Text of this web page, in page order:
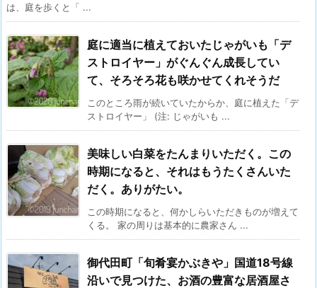
は、庭を歩くと「 ...
庭に適当に植えておいたじゃがいも「デ
ストロイヤー」がぐんぐん成長してい
て、そろそろ花も咲かせてくれそうだ
このところ雨が続いていたからか、庭に植えた「デ
ストロイヤー」 (注: じゃがいも ...
美味しい白菜をたんまりいただく。この
時期になると、それはもうたくさんいた
だく。ありがたい。
この時期になると、何かしらいただきものが増えて
くる。 家の周りは基本的に農家さん ...
御代田町「旬肴宴かぶきや」国道18号線
沿いで見つけた、お酒の豊富な居酒屋さ